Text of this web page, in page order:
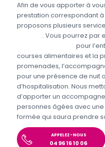
Afin de vous apporter à
prestation correspondant à
proposons plusieurs
. Vous pourrez par
pour
courses alimentaires et la
promenades,
pour une présence de nuit
d’hospitalisation. Nous
d’apporter un
personnes âgées avec
formée qui saura prendre
APPELEZ-NOUS
04 96 16 10 06